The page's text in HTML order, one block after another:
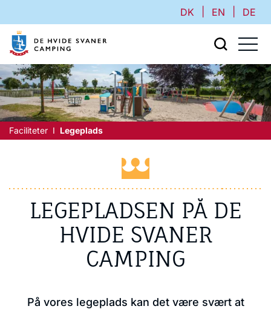
DK EN DE
Faciliteter Legeplads
LEGEPLADSEN PÅ DE
HVIDE SVANER
CAMPING
På vores legeplads kan det være svært at